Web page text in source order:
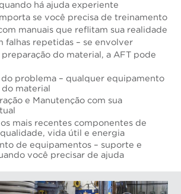
há ajuda experiente
se você precisa de treinamento
manuais que reflitam sua realidade
falhas repetidas – se envolver
do material, a AFT pode
do problema – qualquer equipamento
material
e Manutenção com sua
mais recentes componentes de
vida útil e energia
de equipamentos – suporte e
você precisar de ajuda